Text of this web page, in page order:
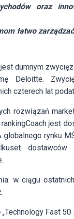
oraz
łatwo
dumnym
Deloitte.
czterech lat
rozwiązań
jest
rynku
dostawców
w ciągu
Fast